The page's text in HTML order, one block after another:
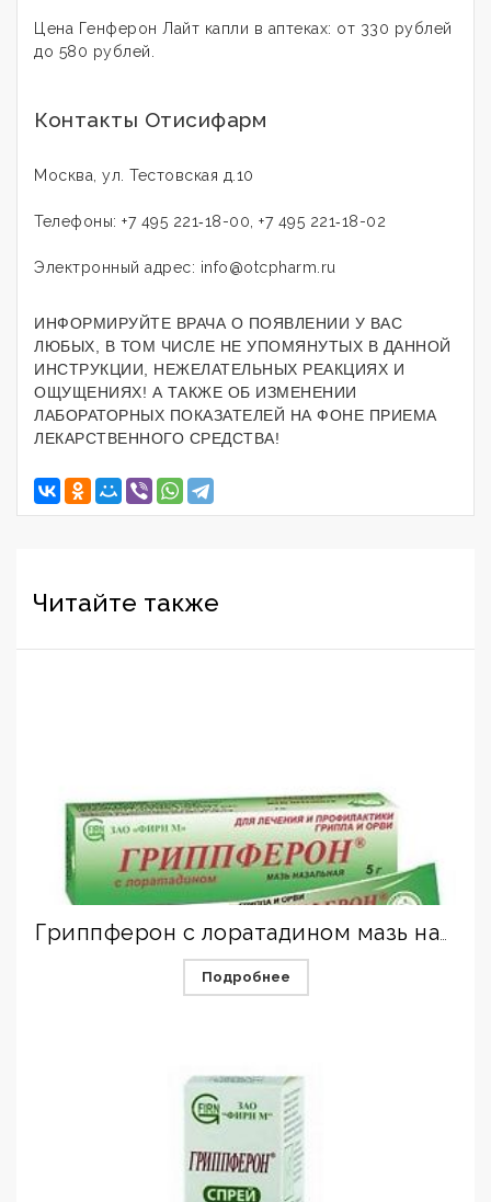
Цена Генферон Лайт капли в аптеках: от 330 рублей
до 580 рублей.
Контакты Отисифарм
Москва, ул. Тестовская д.10
Телефоны: +7 495 221‑18-00, +7 495 221‑18-02
Электронный адрес: info@otcpharm.ru
ИНФОРМИРУЙТЕ ВРАЧА О ПОЯВЛЕНИИ У ВАС
ЛЮБЫХ, В ТОМ ЧИСЛЕ НЕ УПОМЯНУТЫХ В ДАННОЙ
ИНСТРУКЦИИ, НЕЖЕЛАТЕЛЬНЫХ РЕАКЦИЯХ И
ОЩУЩЕНИЯХ! А ТАКЖЕ ОБ ИЗМЕНЕНИИ
ЛАБОРАТОРНЫХ ПОКАЗАТЕЛЕЙ НА ФОНЕ ПРИЕМА
ЛЕКАРСТВЕННОГО СРЕДСТВА!
Читайте также
Гриппферон с лоратадином мазь назальная 10 тыс.МЕ+2 мг/г 5 г
Подробнее